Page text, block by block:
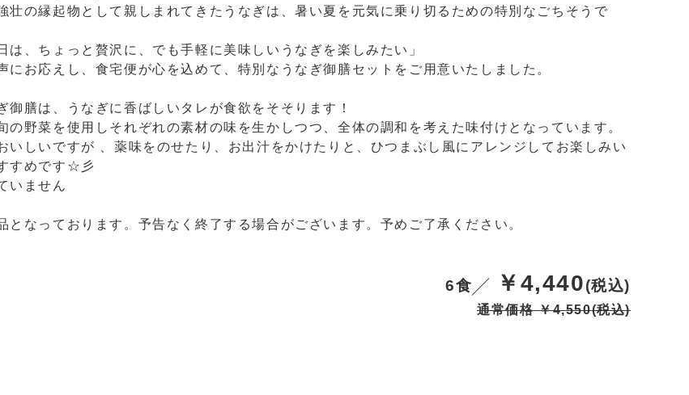
壮の縁起物として親しまれてきたうなぎは、暑い夏を元気に乗り切るための特別なごちそうで
は、ちょっと贅沢に、でも手軽に美味しいうなぎを楽しみたい」
にお応えし、食宅便が心を込めて、特別なうなぎ御膳セットをご用意いたしました。
御膳は、うなぎに香ばしいタレが食欲をそそります！
の野菜を使用しそれぞれの素材の味を生かしつつ、全体の調和を考えた味付けとなっています。
いしいですが 、薬味をのせたり、お出汁をかけたりと、ひつまぶし風にアレンジしてお楽しみい
すめです☆彡
いません
となっております。予告なく終了する場合がございます。予めご了承ください。
6食 ￥4,440(税込)
通常価格 ￥4,550(税込)